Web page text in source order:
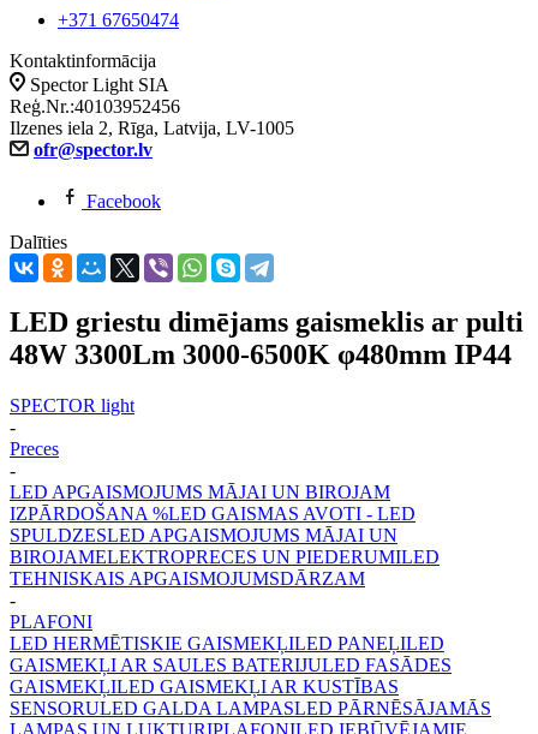
+371 67650474
Kontaktinformācija
Spector Light SIA
Reģ.Nr.:40103952456
Ilzenes iela 2, Rīga, Latvija, LV-1005
ofr@spector.lv
Facebook
Dalīties
LED griestu dimējams gaismeklis ar pulti
48W 3300Lm 3000-6500K φ480mm IP44
SPECTOR light
-
Preces
-
LED APGAISMOJUMS MĀJAI UN BIROJAM
IZPĀRDOŠANA %LED GAISMAS AVOTI - LED
SPULDZESLED APGAISMOJUMS MĀJAI UN
BIROJAMELEKTROPRECES UN PIEDERUMILED
TEHNISKAIS APGAISMOJUMSDĀRZAM
-
PLAFONI
LED HERMĒTISKIE GAISMEKĻILED PANEĻILED
GAISMEKĻI AR SAULES BATERIJULED FASĀDES
GAISMEKĻILED GAISMEKĻI AR KUSTĪBAS
SENSORULED GALDA LAMPASLED PĀRNĒSĀJAMĀS
LAMPAS UN LUKTURIPLAFONILED IEBŪVĒJAMIE